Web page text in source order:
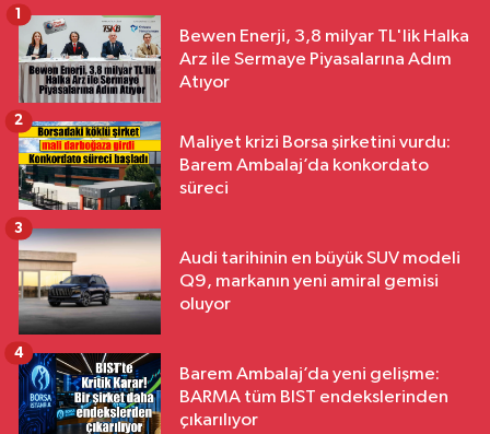
Bewen Enerji, 3,8 milyar TL'lik Halka
Arz ile Sermaye Piyasalarına Adım
Atıyor
1
Maliyet krizi Borsa şirketini vurdu:
Barem Ambalaj’da konkordato
süreci
2
Audi tarihinin en büyük SUV modeli
Q9, markanın yeni amiral gemisi
oluyor
3
Barem Ambalaj’da yeni gelişme:
BARMA tüm BIST endekslerinden
çıkarılıyor
4